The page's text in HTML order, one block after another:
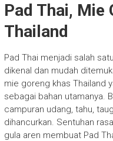
Pad Thai, Mie
Thailand
Pad Thai menjadi salah
dikenal dan mudah
mie goreng khas Thailand
sebagai bahan utamanya.
campuran udang, tahu,
dihancurkan. Sentuhan
gula aren membuat Pad